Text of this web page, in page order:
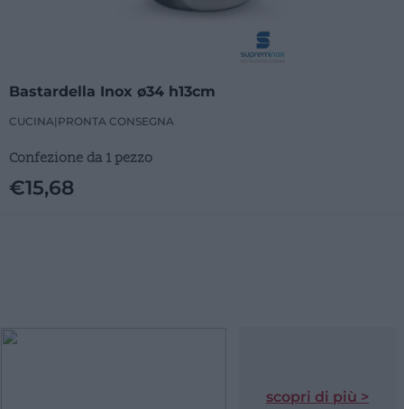
Bastardella Inox ø34 h13cm
CUCINA| PRONTA CONSEGNA
Confezione da 1 pezzo
€15,68
scopri di più >